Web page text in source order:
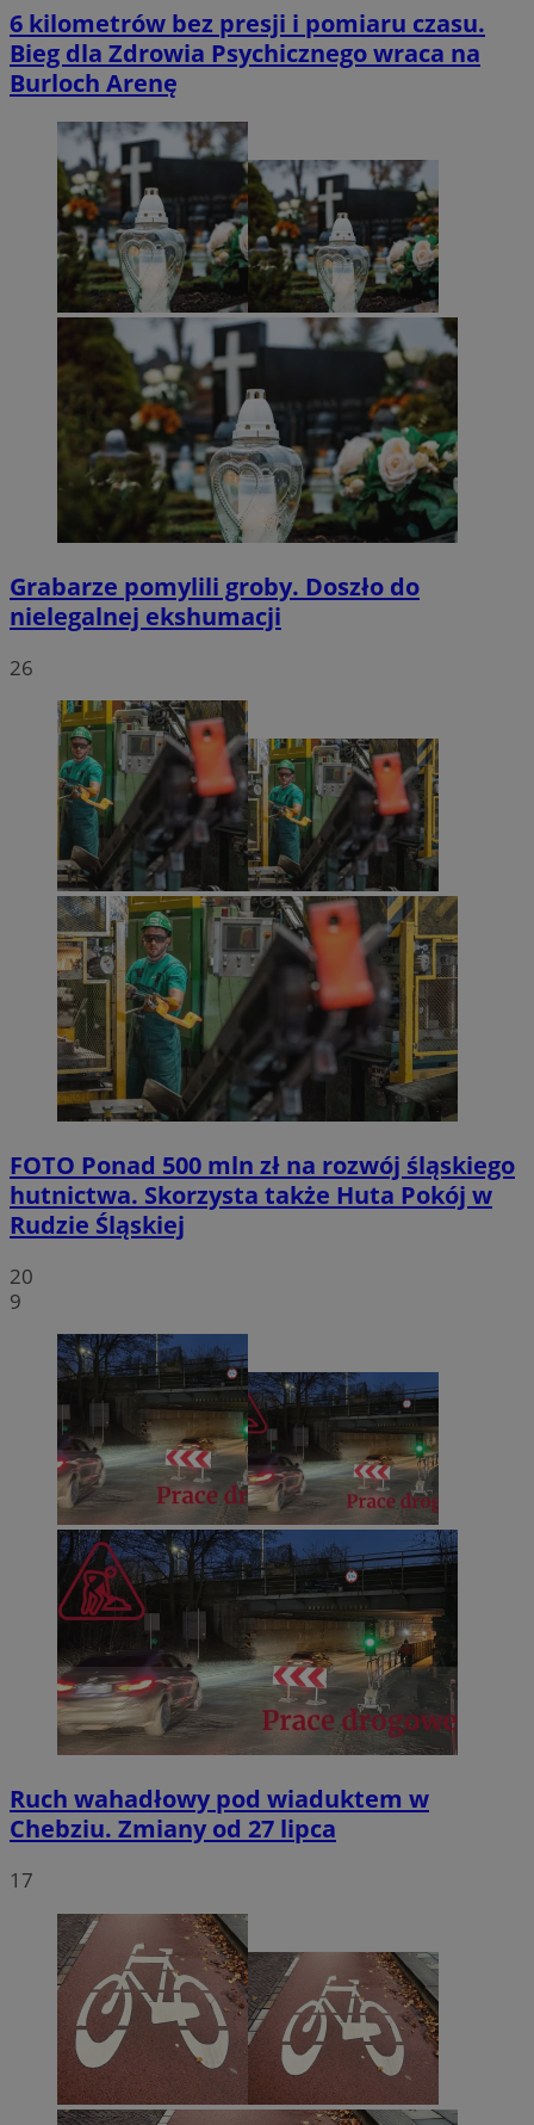
6 kilometrów bez presji i pomiaru czasu.
Bieg dla Zdrowia Psychicznego wraca na
Burloch Arenę
Grabarze pomylili groby. Doszło do
nielegalnej ekshumacji
26
FOTO Ponad 500 mln zł na rozwój śląskiego
hutnictwa. Skorzysta także Huta Pokój w
Rudzie Śląskiej
20
9
Ruch wahadłowy pod wiaduktem w
Chebziu. Zmiany od 27 lipca
17